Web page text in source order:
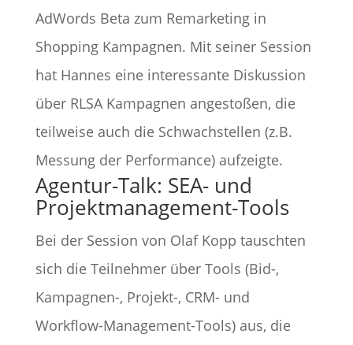
AdWords Beta zum Remarketing in
Shopping Kampagnen. Mit seiner Session
hat Hannes eine interessante Diskussion
über RLSA Kampagnen angestoßen, die
teilweise auch die Schwachstellen (z.B.
Messung der Performance) aufzeigte.
Agentur-Talk: SEA- und
Projektmanagement-Tools
Bei der Session von Olaf Kopp tauschten
sich die Teilnehmer über Tools (Bid-,
Kampagnen-, Projekt-, CRM- und
Workflow-Management-Tools) aus, die